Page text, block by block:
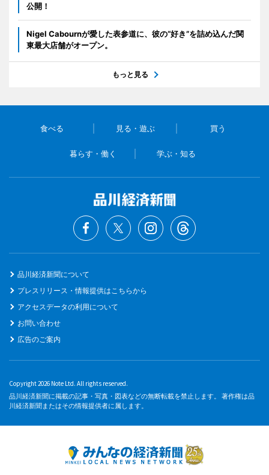
公開！
Nigel Cabournが愛した表参道に、彼の“好き”を詰め込んだ関
東最大店舗がオープン。
もっと見る
食べる 見る・遊ぶ 買う
暮らす・働く 学ぶ・知る
品川経済新聞について
プレスリリース・情報提供はこちらから
アクセスデータの利用について
お問い合わせ
広告のご案内
Copyright 2026 Note Ltd. All rights reserved.
品川経済新聞に掲載の記事・写真・図表などの無断転載を禁止します。 著作権は品
川経済新聞またはその情報提供者に属します。